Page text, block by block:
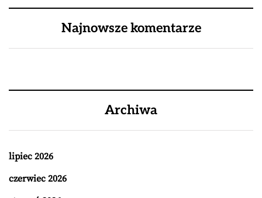
Najnowsze komentarze
Archiwa
lipiec 2026
czerwiec 2026